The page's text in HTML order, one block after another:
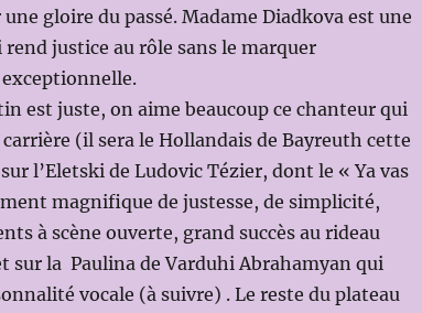
gloire du passé. Madame Diadkova est une
justice au rôle sans le marquer
est juste, on aime beaucoup ce chanteur qui
(il sera le Hollandais de Bayreuth cette
l’Eletski de Ludovic Tézier, dont le « Ya vas
magnifique de justesse, de simplicité,
à scène ouverte, grand succès au rideau
sur la Paulina de Varduhi Abrahamyan qui
vocale (à suivre) . Le reste du plateau